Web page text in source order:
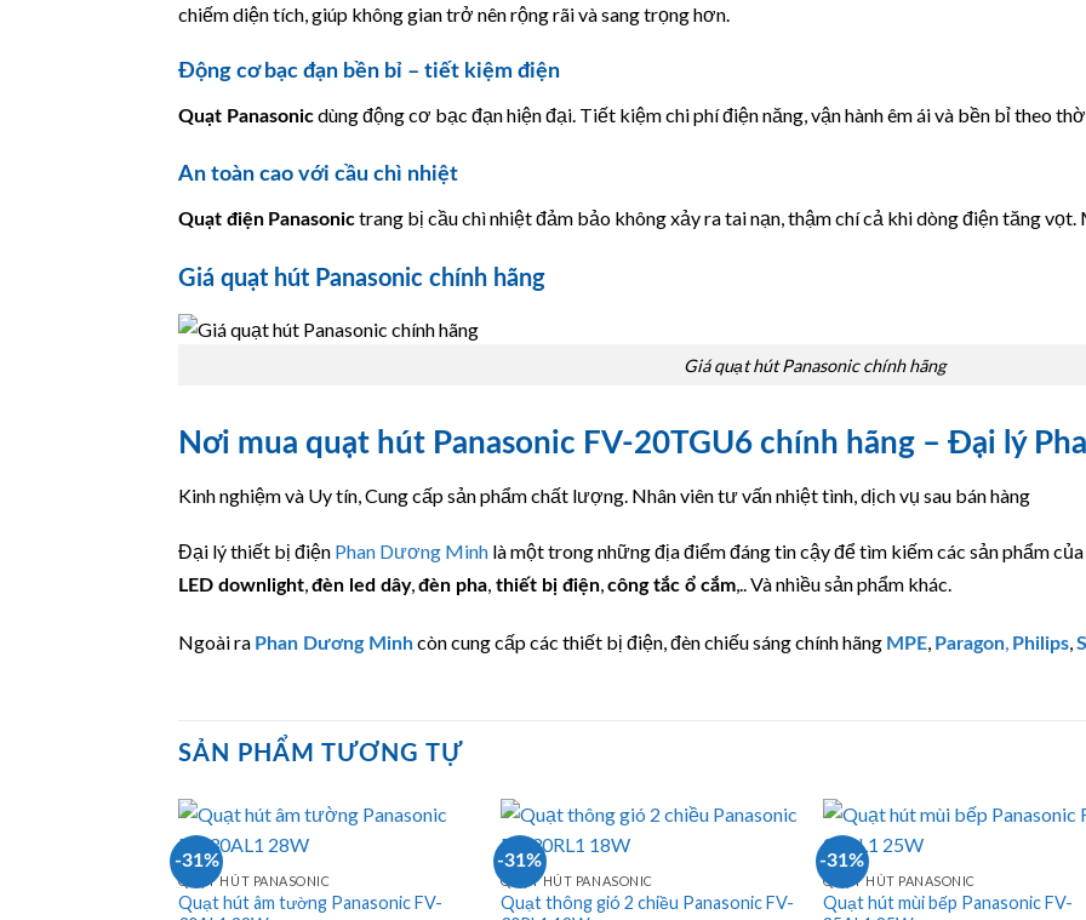
chiếm diện tích, giúp không gian trở nên rộng rãi và sang trọng hơn.
Động cơ bạc đạn bền bỉ – tiết kiệm điện
Quạt Panasonicdùng động cơ bạc đạn hiện đại. Tiết kiệm chi phí điện năng, vận hành êm ái và bền bỉ theo
An toàn cao với cầu chì nhiệt
Quạt điện Panasonictrang bị cầu chì nhiệt đảm bảo không xảy ra tai nạn, thậm chí cả khi dòng điện tăng
Giá quạt hút Panasonic chính hãng
Giá quạt hút Panasonic chính hãng
Nơi mua quạt hút Panasonic FV-20TGU6 chính hãng – Đại lý
Kinh nghiệm và Uy tín, Cung cấp sản phẩm chất lượng. Nhân viên tư vấn nhiệt tình, dịch vụ sau bán hàng
Đại lý thiết bị điện Phan Dương Minh là một trong những địa điểm đáng tin cậy để tìm kiếm các sản phẩm của
LED downlight,đèn led dây,đèn pha, thiết bị điện,công tắc ổ cắm,.. Và nhiều sản phẩm khác.
Ngoài ra Phan Dương Minhcòn cung cấp các thiết bị điện, đèn chiếu sáng chính hãng MPE Paragon Philips
SẢN PHẨM TƯƠNG TỰ
-31%
QUẠT HÚT PANASONIC
Quạt hút âm tường Panasonic FV-
-31%
QUẠT HÚT PANASONIC
Quạt thông gió 2 chiều Panasonic FV-
-31%
QUẠT HÚT PANASONIC
Quạt hút mùi bếp Panasonic FV-